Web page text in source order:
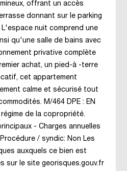
offrant un accès
donnant sur le parking
nuit comprend une
qu'une salle de bains avec
privative complète
achat, un pied-à -terre
cet appartement
calme et sécurisé tout
M/464 DPE : EN
de la copropriété.
- Charges annuelles
/ syndic: Non Les
auxquels ce bien est
sur le site georisques.gouv.fr